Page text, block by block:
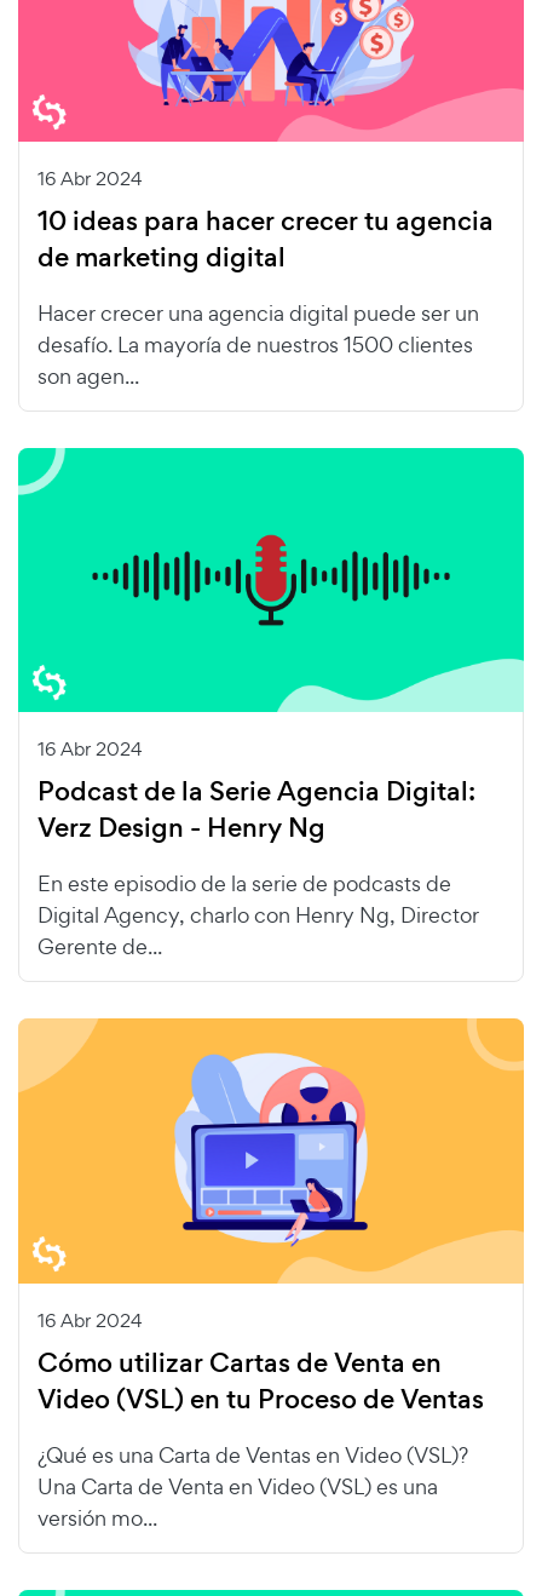
16 Abr 2024
10 ideas para hacer crecer tu agencia
de marketing digital
Hacer crecer una agencia digital puede ser un
desafío. La mayoría de nuestros 1500 clientes
son agen...
16 Abr 2024
Podcast de la Serie Agencia Digital:
Verz Design - Henry Ng
En este episodio de la serie de podcasts de
Digital Agency, charlo con Henry Ng, Director
Gerente de...
16 Abr 2024
Cómo utilizar Cartas de Venta en
Video (VSL) en tu Proceso de Ventas
¿Qué es una Carta de Ventas en Video (VSL)?
Una Carta de Venta en Video (VSL) es una
versión mo...